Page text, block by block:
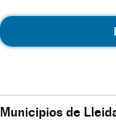
Municipios de